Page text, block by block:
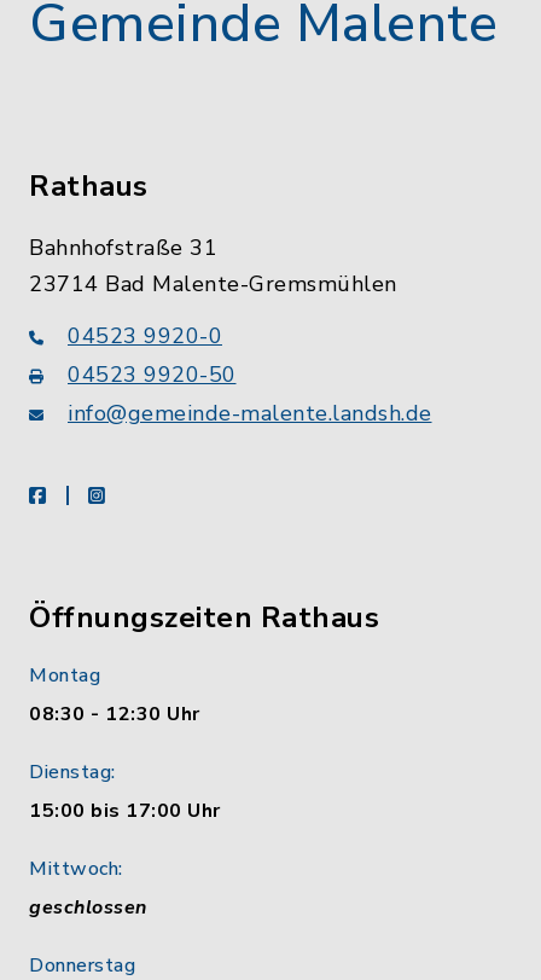
Gemeinde Malente
Rathaus
Bahnhofstraße 31
23714 Bad Malente-Gremsmühlen
04523 9920-0
04523 9920-50
info@gemeinde-malente.landsh.de
facebookinstagram
Öffnungszeiten Rathaus
Montag
08:30 - 12:30 Uhr
Dienstag:
15:00 bis 17:00 Uhr
Mittwoch:
geschlossen
Donnerstag